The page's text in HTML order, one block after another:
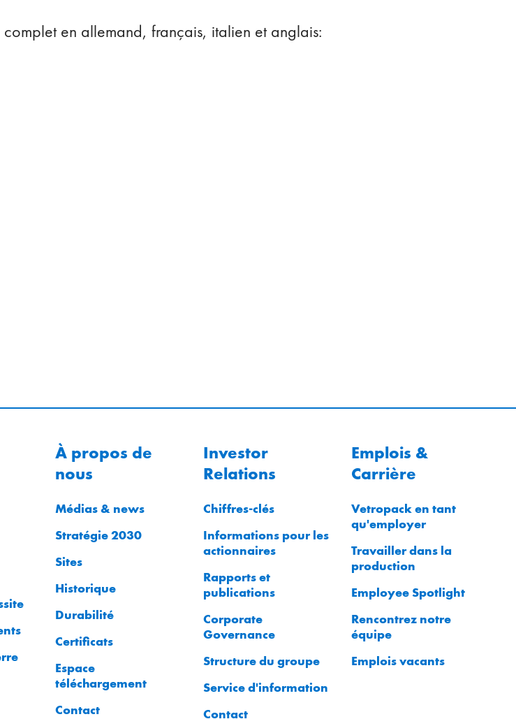
en allemand, français, italien et anglais:
À propos de
nous
Médias & news
Stratégie 2030
Sites
Historique
Durabilité
Certificats
Espace
téléchargement
Contact
Investor
Relations
Chiffres-clés
Informations pour les
actionnaires
Rapports et
publications
Corporate
Governance
Structure du groupe
Service d'information
Contact
Emplois &
Carrière
Vetropack en tant
qu'employer
Travailler dans la
production
Employee Spotlight
Rencontrez notre
équipe
Emplois vacants